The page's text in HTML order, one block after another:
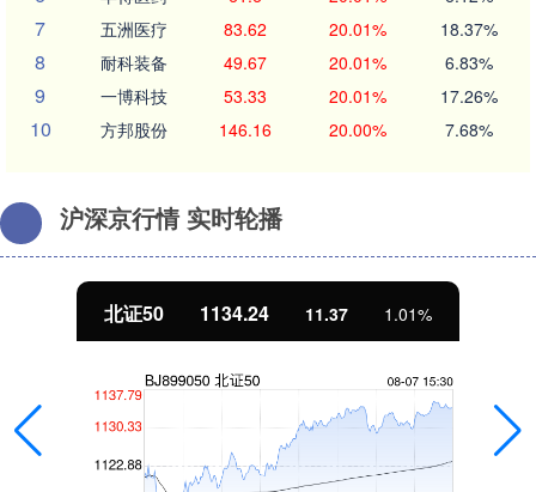
7 五洲医疗 83.62 20.01% 18.37%
8 耐科装备 49.67 20.01% 6.83%
9 一博科技 53.33 20.01% 17.26%
10 方邦股份 146.16 20.00% 7.68%
沪深京行情 实时轮播
北证50 1134.24 11.37 1.01%